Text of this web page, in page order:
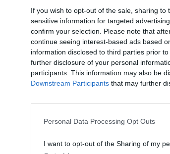
If you wish to opt-out of the sale, sharing
sensitive information for targeted
confirm your selection. Please note that
continue seeing interest-based ads based
information disclosed to third parties prior
further disclosure of your personal
participants. This information may also be
Downstream Participants that may further
Personal Data Processing Opt Outs
I want to opt-out of the Sharing of my
in bint'annus sa popolatzioni de su mundu s'est
po unu miliardu in prus de personas, a fai is
cutu bollit narai, est craru, ca sa temperadura (sa
iat a podi balli, e ballit, po sa temperadura de su
puntu de sa istoria (ddi naru diaici, isperendi
chi apu manigiau, chi apu scerau) nc'est,
(imbrutamentu, cumenti si iat podi narai in
mia, ma su fueddàriu mi consillat ca si podit
de su restu, una de is cosas prus bonas, prus